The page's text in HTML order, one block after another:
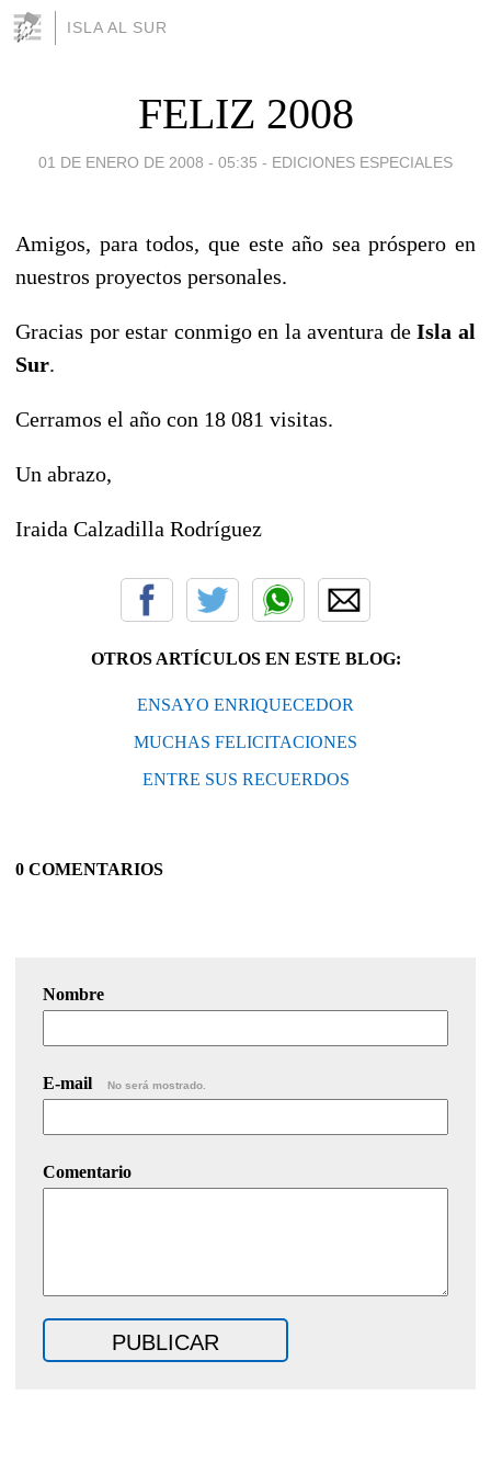
ISLA AL SUR
FELIZ 2008
01 DE ENERO DE 2008 - 05:35 - EDICIONES ESPECIALES
Amigos, para todos, que este año sea próspero en
nuestros proyectos personales.
Gracias por estar conmigo en la aventura deIsla al
Sur.
Cerramos el año con 18 081 visitas.
Un abrazo,
Iraida Calzadilla Rodríguez
OTROS ARTÍCULOS EN ESTE BLOG:
ENSAYO ENRIQUECEDOR
MUCHAS FELICITACIONES
ENTRE SUS RECUERDOS
0 COMENTARIOS
Nombre
E-mail No será mostrado.
Comentario